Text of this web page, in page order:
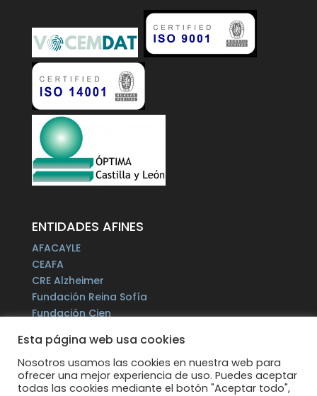
ENTIDADES AFINES
AFACAYLE
CEAFA
CRE Alzheimer
Fundación Reina Sofía
Fundación Cien
Fundación Por un Mañana sin Alzheimer
Fundación Tase
Alzheimer Europe
Esta página web usa cookies
Nosotros usamos las cookies en nuestra web para
ofrecer una mejor experiencia de uso. Puedes aceptar
todas las cookies mediante el botón "Aceptar todo",